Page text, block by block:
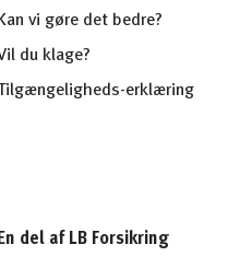
Kan vi gøre det bedre?
du klage?
Tilgængeligheds-erklæring
En del af LB Forsikring